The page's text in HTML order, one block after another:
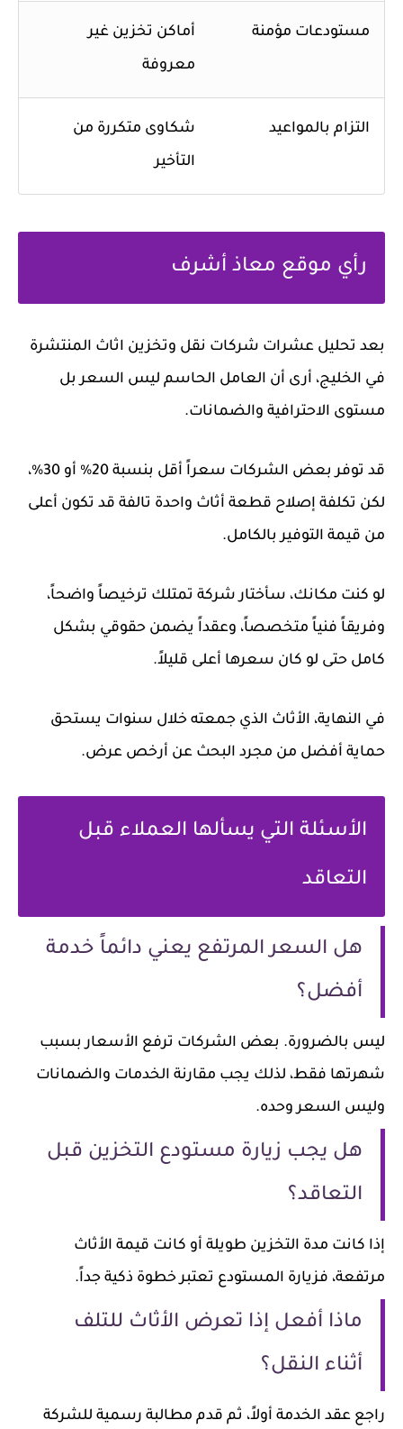
مستودعات مؤمنة أماكن تخزين غير
معروفة
التزام بالمواعيد شكاوى متكررة من
التأخير
رأي موقع معاذ أشرف
بعد تحليل عشرات شركات نقل وتخزين اثاث المنتشرة
في الخليج، أرى أن العامل الحاسم ليس السعر بل
مستوى الاحترافية والضمانات.
قد توفر بعض الشركات سعراً أقل بنسبة 20% أو 30%،
لكن تكلفة إصلاح قطعة أثاث واحدة تالفة قد تكون أعلى
من قيمة التوفير بالكامل.
لو كنت مكانك، سأختار شركة تمتلك ترخيصاً واضحاً،
وفريقاً فنياً متخصصاً، وعقداً يضمن حقوقي بشكل
كامل حتى لو كان سعرها أعلى قليلاً.
في النهاية، الأثاث الذي جمعته خلال سنوات يستحق
حماية أفضل من مجرد البحث عن أرخص عرض.
الأسئلة التي يسألها العملاء قبل
التعاقد
هل السعر المرتفع يعني دائماً خدمة
أفضل؟
ليس بالضرورة. بعض الشركات ترفع الأسعار بسبب
شهرتها فقط، لذلك يجب مقارنة الخدمات والضمانات
وليس السعر وحده.
هل يجب زيارة مستودع التخزين قبل
التعاقد؟
إذا كانت مدة التخزين طويلة أو كانت قيمة الأثاث
مرتفعة، فزيارة المستودع تعتبر خطوة ذكية جداً.
ماذا أفعل إذا تعرض الأثاث للتلف
أثناء النقل؟
راجع عقد الخدمة أولاً، ثم قدم مطالبة رسمية للشركة